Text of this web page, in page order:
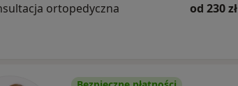
ortopedyczna od 230 zł